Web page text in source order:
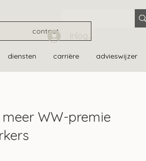
contact
diensten carrière advieswijzer
Inloggen
WW-premie